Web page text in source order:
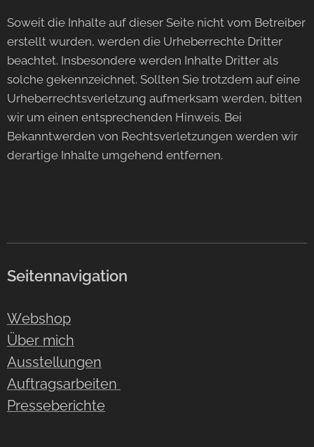
Soweit die Inhalte auf dieser Seite nicht vom Betreiber
erstellt wurden, werden die Urheberrechte Dritter
beachtet. Insbesondere werden Inhalte Dritter als
solche gekennzeichnet. Sollten Sie trotzdem auf eine
Urheberrechtsverletzung aufmerksam werden, bitten
wir um einen entsprechenden Hinweis. Bei
Bekanntwerden von Rechtsverletzungen werden wir
derartige Inhalte umgehend entfernen.
Seitennavigation
Webshop
Über mich
Ausstellungen
Auftragsarbeiten
Presseberichte